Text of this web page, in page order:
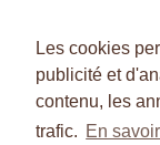
Les cookies
publicité et
contenu, les
trafic. En